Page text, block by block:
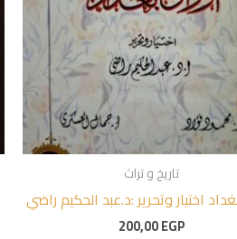
تاريخ و تراث
اختيار وتحرير :د.عبد الحكيم راضي
200,00EGP